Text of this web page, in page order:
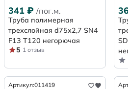
341 ₽ /пог.м.
Труба полимерная
трехслойная d75х2,7 SN4
F13 Т120 негорючая
5 1 отзыв
Артикул:011419